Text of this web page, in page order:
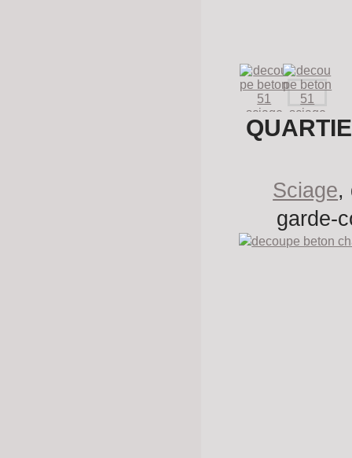
Sciage,
garde-